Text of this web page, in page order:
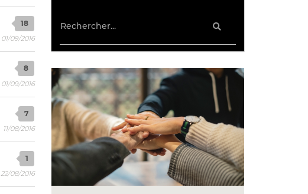
18
01/09/2016
8
01/09/2016
7
11/08/2016
1
22/08/2016